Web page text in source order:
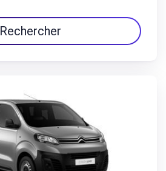
Rechercher